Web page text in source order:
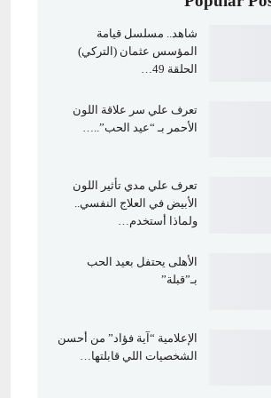
شاهد.. مسلسل قيامة
المؤسس عثمان (التركي)
الحلقة 49…
تعرف علي سر علاقة اللون
الأحمر بـ “عيد الحب”..…
تعرف علي مدي تأثير اللون
الأبيض في العلاج النفسي..
ولماذا أستخدم…
الأهلى يحتفل بعيد الحب
بـ”قبلة”
الإعلامية “آية فؤاد” من أحسن
الشخصيات اللي قابلتها…